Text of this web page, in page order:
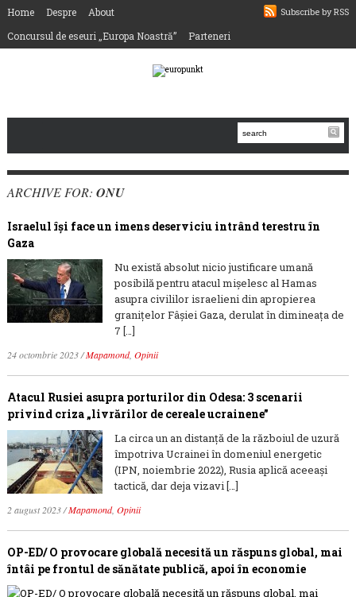
Subscribe by RSS
Home Despre
About
Concursul de eseuri „Europa Noastră”
Parteneri
ARCHIVE FOR: ONU
Israelul își face un imens deserviciu intrând terestru în
Gaza
Nu există absolut nicio justificare umană
posibilă pentru atacul mișelesc al Hamas
asupra civililor israelieni din apropierea
granițelor Fâșiei Gaza, derulat în dimineața de
7 […]
24 octombrie 2023/Mapamond, Opinii
Atacul Rusiei asupra porturilor din Odesa: 3 scenarii
privind criza „livrărilor de cereale ucrainene”
La circa un an distanță de la războiul de uzură
împotriva Ucrainei în domeniul energetic
(IPN, noiembrie 2022), Rusia aplică aceeași
tactică, dar deja vizavi […]
2 august 2023/Mapamond, Opinii
OP-ED/ O provocare globală necesită un răspuns global, mai
întâi pe frontul de sănătate publică, apoi în economie